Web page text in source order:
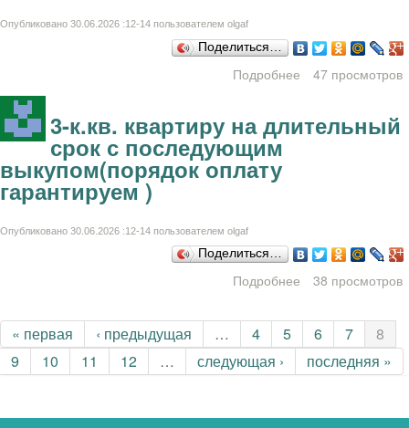
Опубликовано 30.06.2026 :12-14 пользователем olgaf
Поделиться…
Подробнее
о Дом на
выкупом(порядок
47 просмотров
3-к.кв. квартиру на длительный
срок с последующим
выкупом(порядок оплату
гарантируем )
Опубликовано 30.06.2026 :12-14 пользователем olgaf
Поделиться…
Подробнее
о 3-к.кв. квартиру
срок с
последующим
выкупом(порядок
оплату
38 просмотров
Страницы
« первая ‹ предыдущая … 4 5 6 7
8
9
10 11 12 … следующая › последняя »